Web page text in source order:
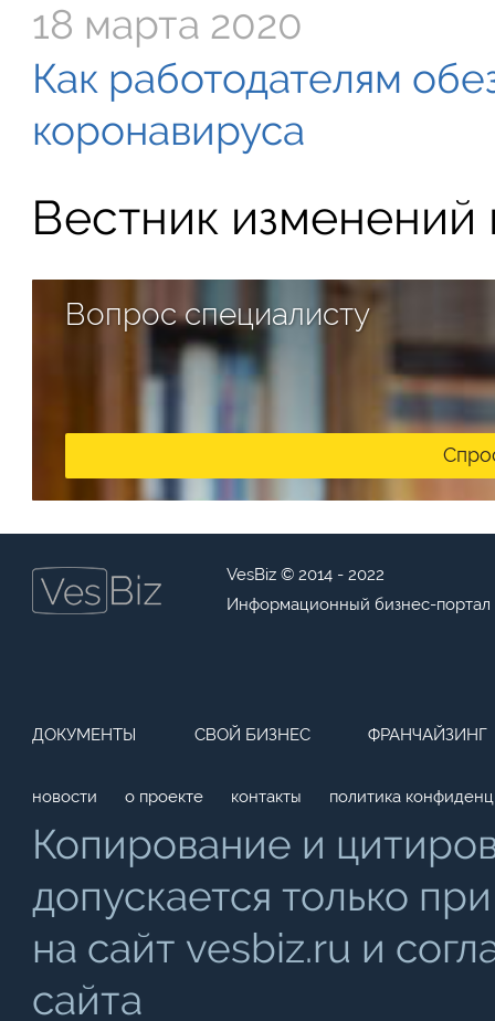
18 марта 2020
Как работодателям
коронавируса
Вестник изменений
Вопрос специалисту
VesBiz © 2014 - 2022
Информационный бизнес-портал
ДОКУМЕНТЫ СВОЙ БИЗНЕС ФРАНЧАЙЗИНГ
новости о проекте контакты политика
Копирование и
допускается только
на сайт vesbiz.ru и
сайта